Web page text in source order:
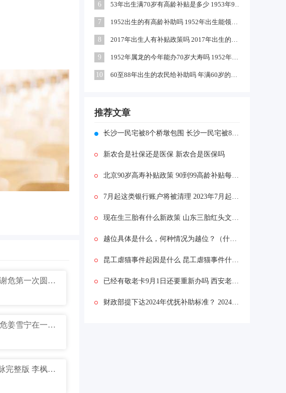
姜雪宁谢危初吻第几章 坤宁谢危第一次圆房开车肉在哪一章原文描
谢危姜雪宁怎么在一起的 谢危姜雪宁在一起是哪一章？
李枫郭敬明事件始末来龙去脉完整版 李枫案件最终判决结果
6 53年出生满70岁有高龄补贴是多少 1953年9月出生的有高龄补助吗
7 1952出生的有高龄补助吗 1952年出生能领到70年高龄钱吗
8 2017年出生人有补贴政策吗 2017年出生的小孩独生子女国家有补助吗
9 1952年属龙的今年能办70岁大寿吗 1952年属龙啥时过70大寿
10 60至88年出生的农民给补助吗 年满60岁的农民每月补助多少钱
推荐文章
长沙一民宅被8个桥墩包围 长沙一民宅被8个桥墩包围后续怎么样
新农合是社保还是医保 新农合是医保吗
北京90岁高寿补贴政策 90到99高龄补贴每月多少钱？
7月起这类银行账户将被清理 2023年7月起这类银行账户将被清理为什么
现在生三胎有什么新政策 山东三胎红头文件下达了吗
越位具体是什么，何种情况为越位？（什么是越位？）
昆工虐猫事件起因是什么 昆工虐猫事件什么情况真假
已经有敬老卡9月1日还要重新办吗 西安老年卡9月1日是否取消
财政部提下达2024年优抚补助标准？ 2024年优抚金是多少